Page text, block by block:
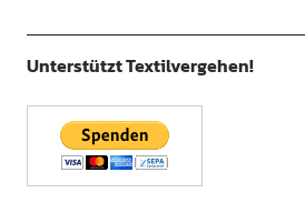
Unterstützt Textilvergehen!